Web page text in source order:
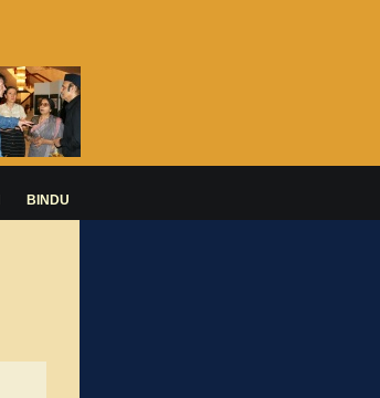
BINDU